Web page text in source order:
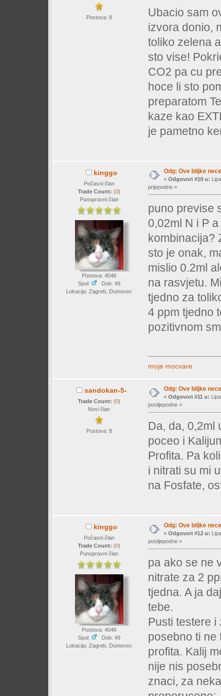
Postova: 8
Ubacio sam
izvora donio,
toliko zelena
sto vise!
CO2 pa cu
hoce li sto
preparatom
kaze kao
je pametno
kinggo
Počasni član
Trade Count: (0)
Punopravni član
Postova: 4046
Spol:
Dob: 49
Lokacija: Zagreb, Dumovec
Odg: Ove biljke
« Odgovori #10 u:
prijepodne »
puno previse
0,02ml N i P
kombinacija?
sto je onak,
mislio 0.2ml
na rasvjetu.
tjedno za
4 ppm tjedno
pozitivnom
moje mocvare
sandokan-5-
Trade Count: (0)
Novi član
Postova: 8
Odg: Ove biljke
« Odgovori #11 u:
poslijepodne »
Da, da, 0,2ml
poceo i
Profita. Pa
i nitrati su mi
na Fosfate,
kinggo
Počasni član
Trade Count: (0)
Punopravni član
Postova: 4046
Spol:
Dob: 49
Lokacija: Zagreb, Dumovec
Odg: Ove biljke
« Odgovori #12 u:
poslijepodne »
pa ako se ne
nitrate za 2
tjedna. A ja
tebe.
Pusti testere
posebno ti ne
profita. Kalij
nije nis
znaci, za